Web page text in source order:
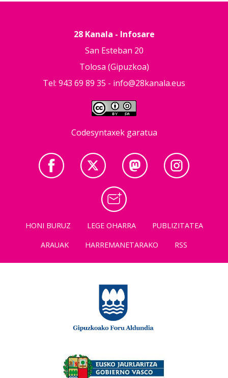
28 Kanala - Infosare
San Esteban 20
Tolosa (Gipuzkoa)
Tel: 943 69 89 35 - info@28kanala.eus
Codesyntaxek garatua
HONI BURUZ LEGE OHARRA
PUBLIZITATEA
ARAUAK
HARREMANETARAKO RSS